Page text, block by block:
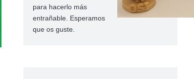
para hacerlo más
entrañable. Esperamos
que os guste.